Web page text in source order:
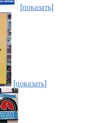
[показать]
[показать]